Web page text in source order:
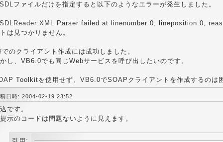
ファイルだけを指定すると以下のようなエラーが発生しました。
Parser failed at linenumber 0, lineposition 0,
は見つかりません。
でのクライアント作成には成功しました。
し、VB6.0でも同じWebサービスを呼び出したいのです。
Toolkitを使用せず、VB6.0でSOAPクライアントを作成するのは
日時: 2004-02-19 23:52
です。
示のコードは問題ないように見えます。